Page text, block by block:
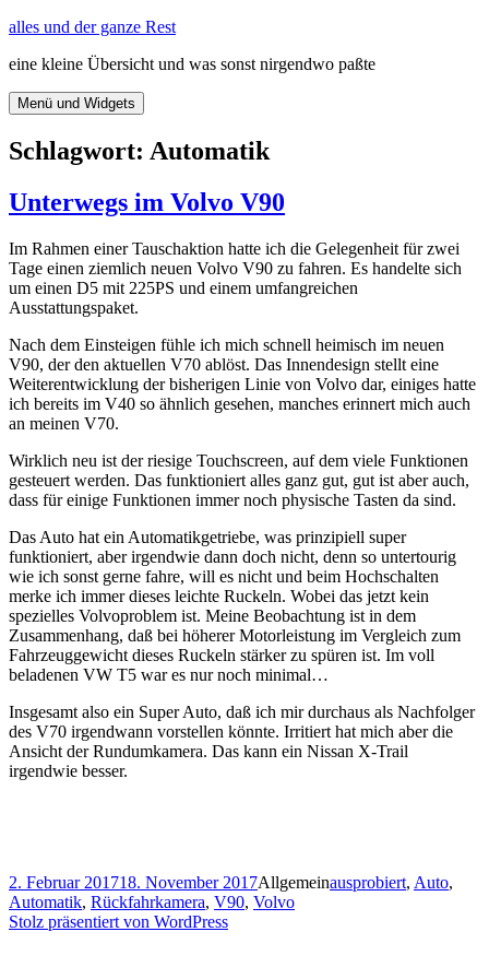
Zum
springen
alles und der ganze Rest
eine kleine Übersicht und was sonst nirgendwo paßte
Menü und Widgets
Schlagwort: Automatik
Unterwegs im Volvo V90
Im Rahmen einer Tauschaktion hatte ich die Gelegenheit für zwei
Tage einen ziemlich neuen Volvo V90 zu fahren. Es handelte sich
um einen D5 mit 225PS und einem umfangreichen
Ausstattungspaket.
Nach dem Einsteigen fühle ich mich schnell heimisch im neuen
V90, der den aktuellen V70 ablöst. Das Innendesign stellt eine
Weiterentwicklung der bisherigen Linie von Volvo dar, einiges hatte
ich bereits im V40 so ähnlich gesehen, manches erinnert mich auch
an meinen V70.
Wirklich neu ist der riesige Touchscreen, auf dem viele Funktionen
gesteuert werden. Das funktioniert alles ganz gut, gut ist aber auch,
dass für einige Funktionen immer noch physische Tasten da sind.
Das Auto hat ein Automatikgetriebe, was prinzipiell super
funktioniert, aber irgendwie dann doch nicht, denn so untertourig
wie ich sonst gerne fahre, will es nicht und beim Hochschalten
merke ich immer dieses leichte Ruckeln. Wobei das jetzt kein
spezielles Volvoproblem ist. Meine Beobachtung ist in dem
Zusammenhang, daß bei höherer Motorleistung im Vergleich zum
Fahrzeuggewicht dieses Ruckeln stärker zu spüren ist. Im voll
beladenen VW T5 war es nur noch minimal…
Insgesamt also ein Super Auto, daß ich mir durchaus als Nachfolger
des V70 irgendwann vorstellen könnte. Irritiert hat mich aber die
Ansicht der Rundumkamera. Das kann ein Nissan X-Trail
irgendwie besser.
Veröffentlicht
am
2. Februar 201718. November 2017Kategorien
AllgemeinSchlagwörter
ausprobiert, Auto,
Automatik, Rückfahrkamera, V90, Volvo
Stolz präsentiert von WordPress